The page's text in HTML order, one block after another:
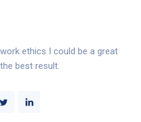
ethics I could be a great
best result.